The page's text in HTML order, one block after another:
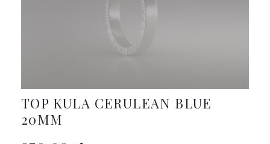
TOP KULA CERULEAN BLUE
20MM